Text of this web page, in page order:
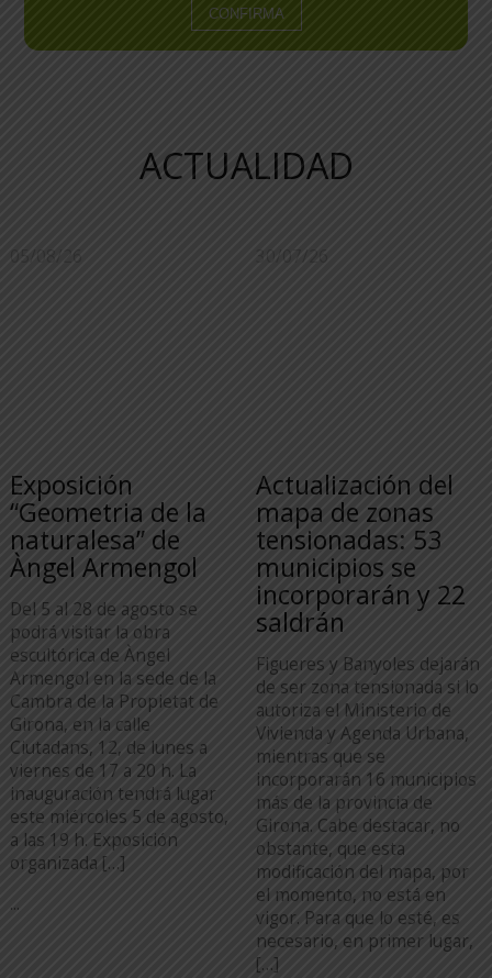
ACTUALIDAD
05/08/26
Exposición
“Geometria de la
naturalesa” de
Àngel Armengol
Del 5 al 28 de agosto se
podrá visitar la obra
escultórica de Àngel
Armengol en la sede de la
Cambra de la Propietat de
Girona, en la calle
Ciutadans, 12, de lunes a
viernes de 17 a 20 h. La
inauguración tendrá lugar
este miércoles 5 de agosto,
a las 19 h. Exposición
organizada […]
...
30/07/26
Actualización del
mapa de zonas
tensionadas: 53
municipios se
incorporarán y 22
saldrán
Figueres y Banyoles dejarán
de ser zona tensionada si lo
autoriza el Ministerio de
Vivienda y Agenda Urbana,
mientras que se
incorporarán 16 municipios
más de la provincia de
Girona. Cabe destacar, no
obstante, que esta
modificación del mapa, por
el momento, no está en
vigor. Para que lo esté, es
necesario, en primer lugar,
[…]